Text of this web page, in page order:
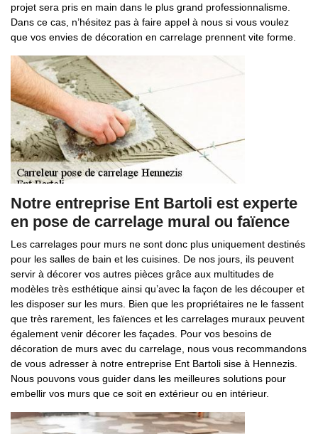
projet sera pris en main dans le plus grand professionnalisme.
Dans ce cas, n’hésitez pas à faire appel à nous si vous voulez
que vos envies de décoration en carrelage prennent vite forme.
Notre entreprise Ent Bartoli est experte
en pose de carrelage mural ou faïence
Les carrelages pour murs ne sont donc plus uniquement destinés
pour les salles de bain et les cuisines. De nos jours, ils peuvent
servir à décorer vos autres pièces grâce aux multitudes de
modèles très esthétique ainsi qu’avec la façon de les découper et
les disposer sur les murs. Bien que les propriétaires ne le fassent
que très rarement, les faïences et les carrelages muraux peuvent
également venir décorer les façades. Pour vos besoins de
décoration de murs avec du carrelage, nous vous recommandons
de vous adresser à notre entreprise Ent Bartoli sise à Hennezis.
Nous pouvons vous guider dans les meilleures solutions pour
embellir vos murs que ce soit en extérieur ou en intérieur.